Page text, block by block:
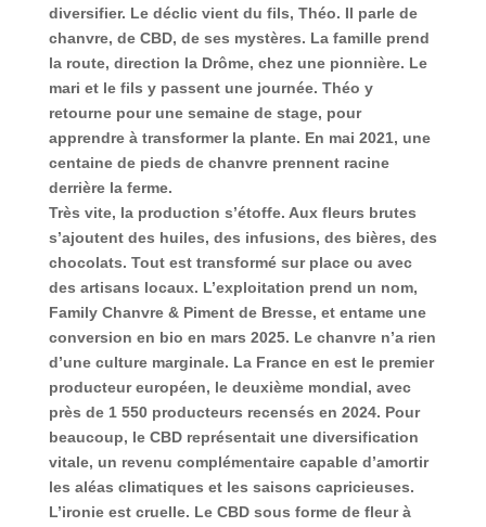
diversifier. Le déclic vient du fils, Théo. Il parle de
chanvre, de CBD, de ses mystères. La famille prend
la route, direction la Drôme, chez une pionnière. Le
mari et le fils y passent une journée. Théo y
retourne pour une semaine de stage, pour
apprendre à transformer la plante. En mai 2021, une
centaine de pieds de chanvre prennent racine
derrière la ferme.
Très vite, la production s’étoffe. Aux fleurs brutes
s’ajoutent des huiles, des infusions, des bières, des
chocolats. Tout est transformé sur place ou avec
des artisans locaux. L’exploitation prend un nom,
Family Chanvre & Piment de Bresse, et entame une
conversion en bio en mars 2025. Le chanvre n’a rien
d’une culture marginale. La France en est le premier
producteur européen, le deuxième mondial, avec
près de 1 550 producteurs recensés en 2024. Pour
beaucoup, le CBD représentait une diversification
vitale, un revenu complémentaire capable d’amortir
les aléas climatiques et les saisons capricieuses.
L’ironie est cruelle. Le CBD sous forme de fleur à